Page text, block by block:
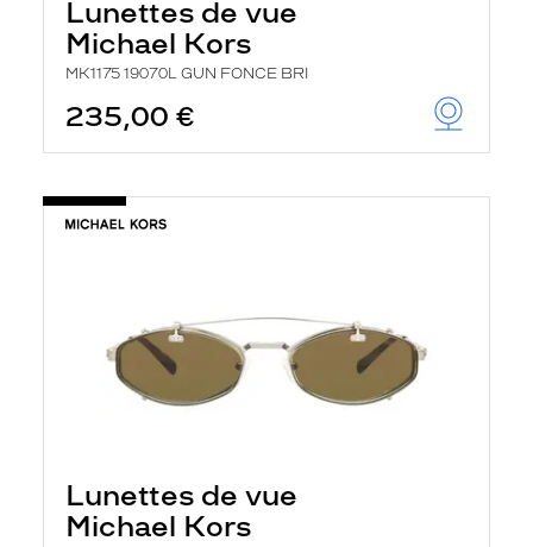
Lunettes de vue
Michael Kors
MK1175 19070L GUN FONCE BRI
235,00 €
Lunettes de vue
Michael Kors